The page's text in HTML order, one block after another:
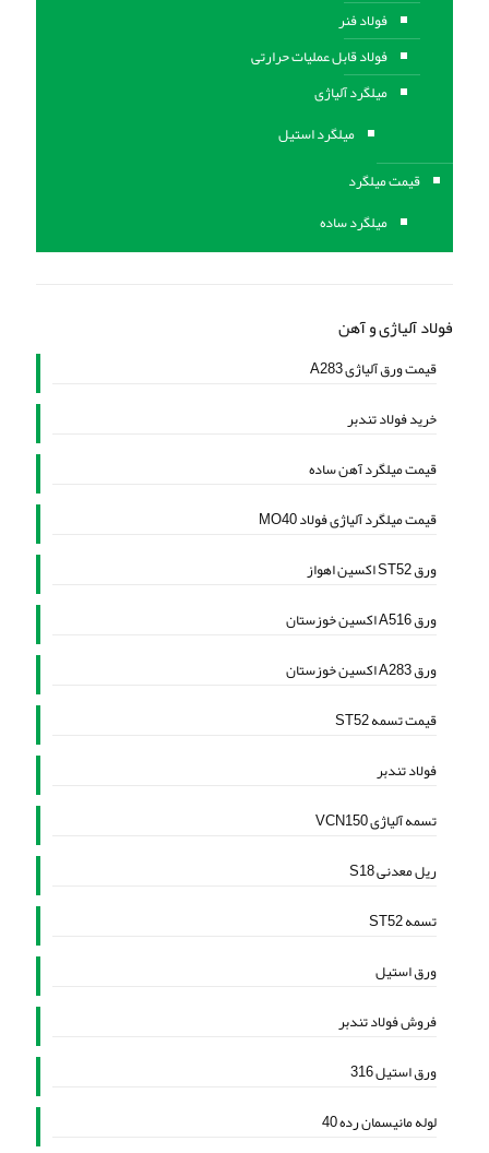
فولاد فنر
فولاد قابل عملیات حرارتی
ميلگرد آلیاژی
میلگرد استیل
قیمت میلگرد
میلگرد ساده
فولاد آلیاژی و آهن
قیمت ورق آلیاژی A283
خرید فولاد تندبر
قیمت میلگرد آهن ساده
قیمت میلگرد آلیاژی فولاد MO40
ورق ST52 اکسین اهواز
ورق A516 اکسین خوزستان
ورق A283 اکسین خوزستان
قیمت تسمه ST52
فولاد تندبر
تسمه آلیاژی VCN150
ریل معدنی S18
تسمه ST52
ورق استیل
فروش فولاد تندبر
ورق استیل 316
لوله مانیسمان رده 40